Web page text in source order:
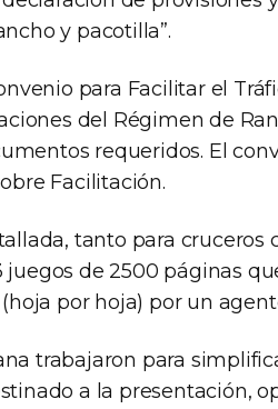
y pacotilla”.
para Facilitar el
del Régimen de
requeridos. El
Facilitación.
tanto para cruceros
de 2500 páginas
por hoja) por un
trabajaron para
a la presentación,